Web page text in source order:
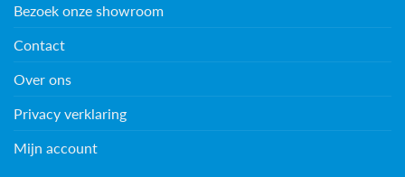
Bezoek onze showroom
Contact
Over ons
Privacy verklaring
Mijn account